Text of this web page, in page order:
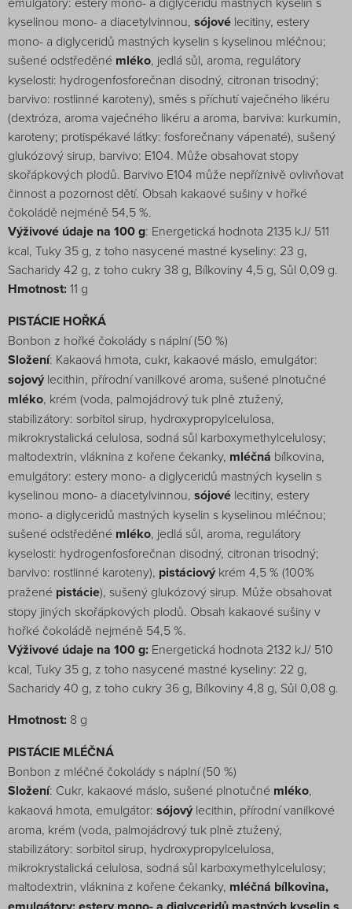
kyselinou mono- a diacetylvinnou, sójové lecitiny, estery
mono- a diglyceridů mastných kyselin s kyselinou mléčnou;
sušené odstředěné mléko, jedlá sůl, aroma, regulátory
kyselosti: hydrogenfosforečnan disodný, citronan trisodný;
barvivo: rostlinné karoteny), směs s příchutí vaječného likéru
(dextróza, aroma vaječného likéru a aroma, barviva: kurkumin,
karoteny; protispékavé látky: fosforečnany vápenaté), sušený
glukózový sirup, barvivo: E104. Může obsahovat stopy
skořápkových plodů. Barvivo E104 může nepříznivě ovlivňovat
činnost a pozornost dětí. Obsah kakaové sušiny v hořké
čokoládě nejméně 54,5 %.
Výživové údaje na 100 g: Energetická hodnota 2135 kJ/ 511
kcal, Tuky 35 g, z toho nasycené mastné kyseliny: 23 g,
Sacharidy 42 g, z toho cukry 38 g, Bílkoviny 4,5 g, Sůl 0,09 g.
Hmotnost:11 g
PISTÁCIE HOŘKÁ
Bonbon z hořké čokolády s náplní (50 %)
Složení: Kakaová hmota, cukr, kakaové máslo, emulgátor:
sojový lecithin, přírodní vanilkové aroma, sušené plnotučné
mléko, krém (voda, palmojádrový tuk plně ztužený,
stabilizátory: sorbitol sirup, hydroxypropylcelulosa,
mikrokrystalická celulosa, sodná sůl karboxymethylcelulosy;
maltodextrin, vláknina z kořene čekanky, mléčná bílkovina,
emulgátory: estery mono- a diglyceridů mastných kyselin s
kyselinou mono- a diacetylvinnou, sójové lecitiny, estery
mono- a diglyceridů mastných kyselin s kyselinou mléčnou;
sušené odstředěné mléko, jedlá sůl, aroma, regulátory
kyselosti: hydrogenfosforečnan disodný, citronan trisodný;
barvivo: rostlinné karoteny), pistáciový krém 4,5 % (100%
pražené pistácie), sušený glukózový sirup. Může obsahovat
stopy jiných skořápkových plodů. Obsah kakaové sušiny v
hořké čokoládě nejméně 54,5 %.
Výživové údaje na 100 g: Energetická hodnota 2132 kJ/ 510
kcal, Tuky 35 g, z toho nasycené mastné kyseliny: 22 g,
Sacharidy 40 g, z toho cukry 36 g, Bílkoviny 4,8 g, Sůl 0,08 g.
Hmotnost: 8 g
PISTÁCIE MLÉČNÁ
Bonbon z mléčné čokolády s náplní (50 %)
Složení: Cukr, kakaové máslo, sušené plnotučné mléko,
kakaová hmota, emulgátor: sójový lecithin, přírodní vanilkové
aroma, krém (voda, palmojádrový tuk plně ztužený,
stabilizátory: sorbitol sirup, hydroxypropylcelulosa,
mikrokrystalická celulosa, sodná sůl karboxymethylcelulosy;
maltodextrin, vláknina z kořene čekanky, mléčná bílkovina,